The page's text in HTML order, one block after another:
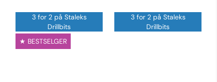
3 for 2 på Staleks
Drillbits
★ BESTSELGER
3 for 2 på Staleks
Drillbits